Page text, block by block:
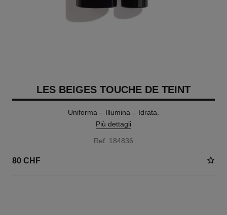
LES BEIGES TOUCHE DE TEINT
Uniforma – Illumina – Idrata.
Più dettagli
Ref. 184836
80 CHF